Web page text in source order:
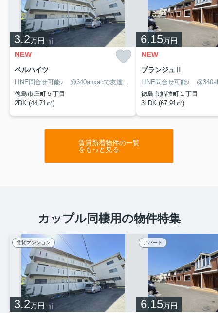
3.2万円
NEW
ベルハイツ
LINE問合せ可能♪ @340ahxacで友達検索して下さい
徳島市庄町５丁目
2DK (44.71㎡)
6.15万円
NEW
ブランジュⅡ
徳島市鮎喰町１丁目
3LDK (67.91㎡)
賃貸新着物件の一覧
をもっと見る
カップル同棲用の物件特集
賃貸マンション
3.2万円
アパート
6.15万円